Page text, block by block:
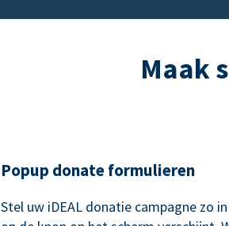
Maak
Popup donate formulieren
Stel uw iDEAL donatie campagne zo